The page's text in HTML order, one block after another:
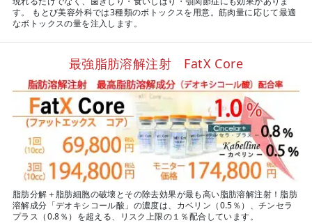
す。 もとび美容外科では3種類のボトックスを用意。筋肉量に応じて最適
なボトックスの量を注入します。
最強脂肪溶解注射 FatX Core
脂肪分解＋脂肪細胞の破壊とその除去効果が最も高い脂肪溶解注射！脂肪
溶解成分「デオキシコール酸」の濃度は、カベリン（0.5％）、チンセラ
プラス（0.8％）を超える、リスク上限の１％配合しています。